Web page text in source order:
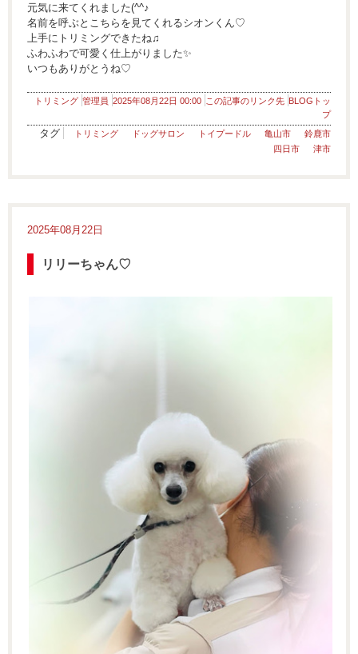
元気に来てくれました(^^♪
名前を呼ぶとこちらを見てくれるシオンくん♡
上手にトリミングできたね♫
ふわふわで可愛く仕上がりました✨
いつもありがとうね♡
トリミング 管理員 2025年08月22日 00:00 この記事のリンク先 BLOGトッ
プ
タグ トリミング ドッグサロン トイプードル 亀山市
鈴鹿市
四日市
津市
2025年08月22日
リリーちゃん♡